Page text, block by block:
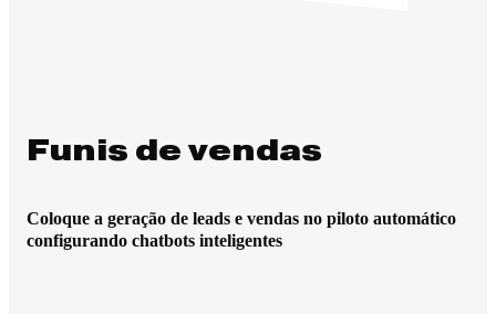
Funis de vendas
Coloque a geração de leads e vendas no piloto automático
configurando chatbots inteligentes